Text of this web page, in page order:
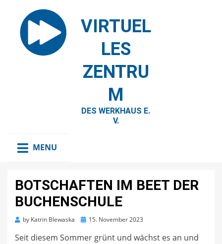
VIRTUEL
LES
ZENTRU
M
DES WERKHAUS E.
V.
MENU
BOTSCHAFTEN IM BEET DER
BUCHENSCHULE
by Katrin Blewaska
Posted15. November 2023
Seit diesem Sommer grünt und wächst es an und